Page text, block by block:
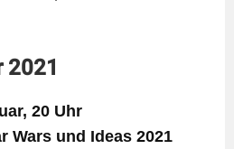
2021
20 Uhr
Wars und Ideas 2021